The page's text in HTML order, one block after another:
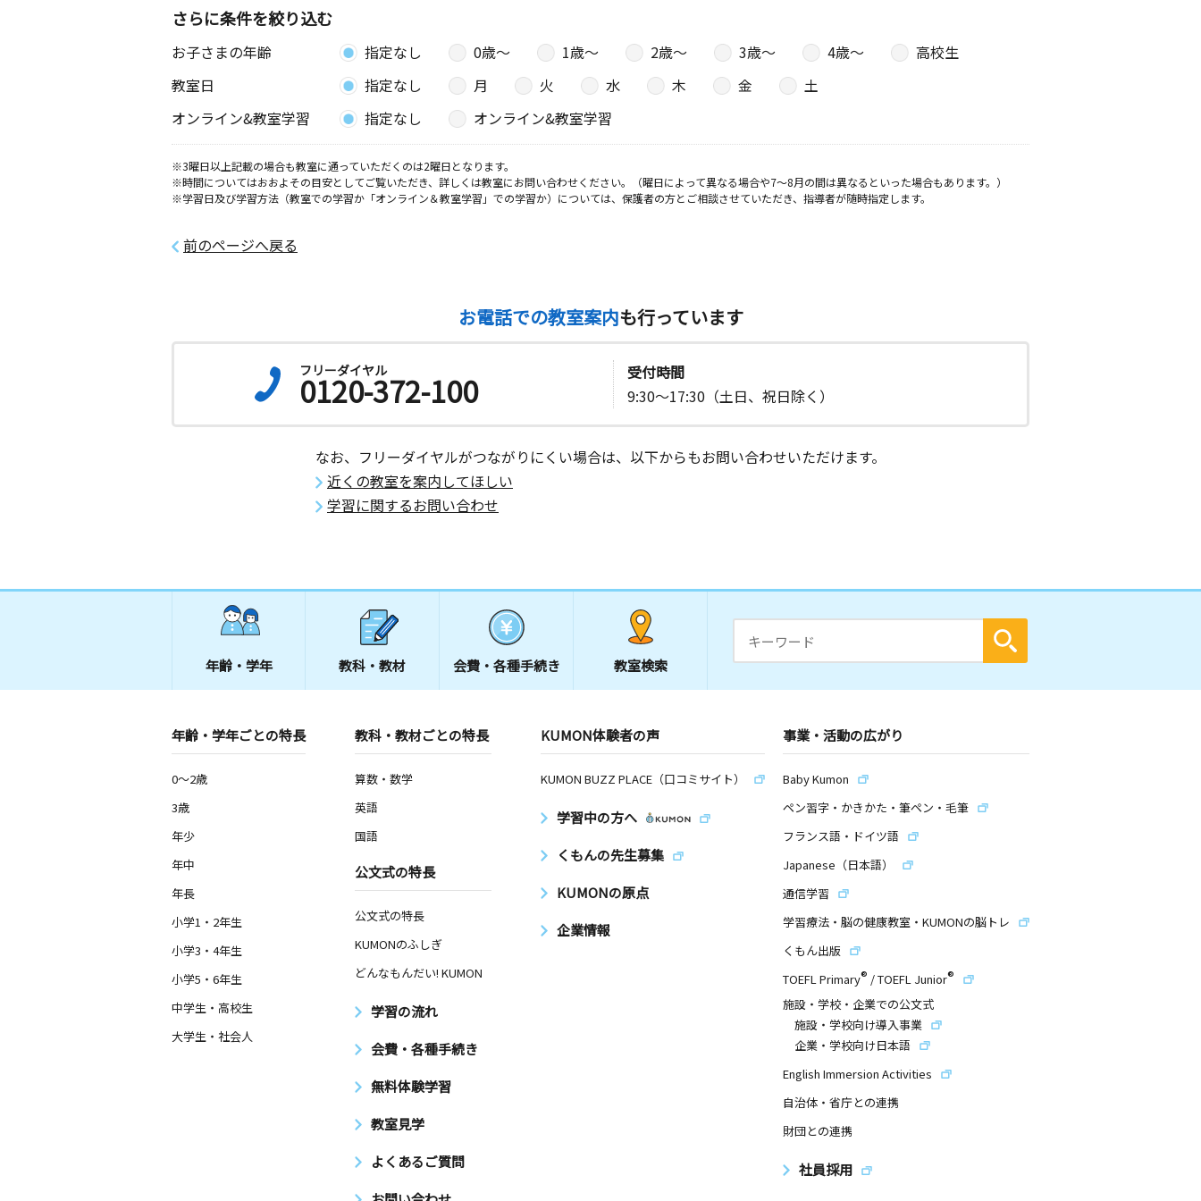
さらに条件を絞り込む
お子さまの年齢 指定なし 0歳〜 1歳〜 2歳〜 3歳〜 4歳〜
高校生
教室日
指定なし 月 火 水 木 金
土
オンライン&教室学習
指定なし オンライン&教室学習
※3曜日以上記載の場合も教室に通っていただくのは2曜日となります。
※時間についてはおおよその目安としてご覧いただき、詳しくは教室にお問い合わせください。（曜日によって異なる場合や7～8月の間は異なるといった場合もあります。）
※学習日及び学習方法（教室での学習か「オンライン＆教室学習」での学習か）については、保護者の方とご相談させていただき、指導者が随時指定します。
前のページへ戻る
お電話での教室案内も行っています
フリーダイヤル
0120-372-100
受付時間
9:30～17:30（土日、祝日除く）
なお、フリーダイヤルがつながりにくい場合は、以下からもお問い合わせいただけます。
近くの教室を案内してほしい
学習に関するお問い合わせ
年齢・学年 教科・教材 会費・ 各種手続き 教室検索
年齢・学年ごとの特長
0～2歳
3歳
年少
年中
年長
小学1・2年生
小学3・4年生
小学5・6年生
中学生・高校生
大学生・社会人
教科・教材ごとの特長
算数・数学
英語
国語
公文式の特長
公文式の特長
KUMONのふしぎ
どんなもんだい! KUMON
学習の流れ
会費・各種手続き
無料体験学習
教室見学
よくあるご質問
KUMON体験者の声
KUMON BUZZ PLACE（口コミサイト）
学習中の方へ
くもんの先生募集
KUMONの原点
企業情報
事業・活動の広がり
Baby Kumon
ペン習字・かきかた・筆ペン・毛筆
フランス語・ドイツ語
Japanese（日本語）
通信学習
学習療法・脳の健康教室・KUMONの脳トレ
くもん出版
TOEFL Primary® /TOEFL Junior®
施設・学校・企業での公文式
施設・学校向け導入事業
企業・学校向け日本語
English Immersion Activities
自治体・省庁との連携
財団との連携
社員採用